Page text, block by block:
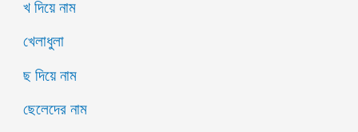
খ দিয়ে নাম
খেলাধুলা
ছ দিয়ে নাম
ছেলেদের নাম